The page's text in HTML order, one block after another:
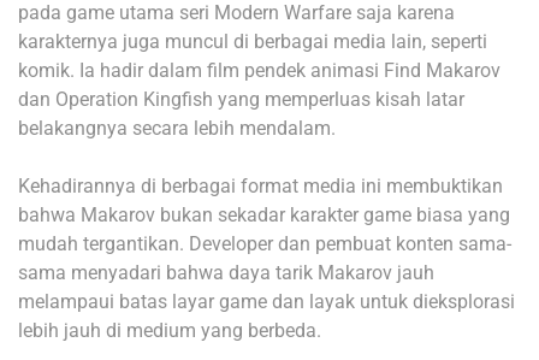
pada game utama seri Modern Warfare saja karena
karakternya juga muncul di berbagai media lain, seperti
komik. Ia hadir dalam film pendek animasi Find Makarov
dan Operation Kingfish yang memperluas kisah latar
belakangnya secara lebih mendalam.
Kehadirannya di berbagai format media ini membuktikan
bahwa Makarov bukan sekadar karakter game biasa yang
mudah tergantikan. Developer dan pembuat konten sama-
sama menyadari bahwa daya tarik Makarov jauh
melampaui batas layar game dan layak untuk dieksplorasi
lebih jauh di medium yang berbeda.